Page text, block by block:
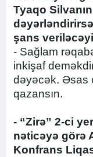
Tyaqo
şans
- Sağlam
inkişaf
dəyəcək. Əsas
qazansın.
- “Zirə” 2-ci
nəticəyə görə
Konfrans